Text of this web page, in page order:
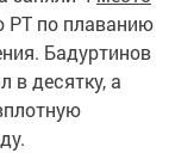
РТ по плаванию
Бадуртинов
десятку, а